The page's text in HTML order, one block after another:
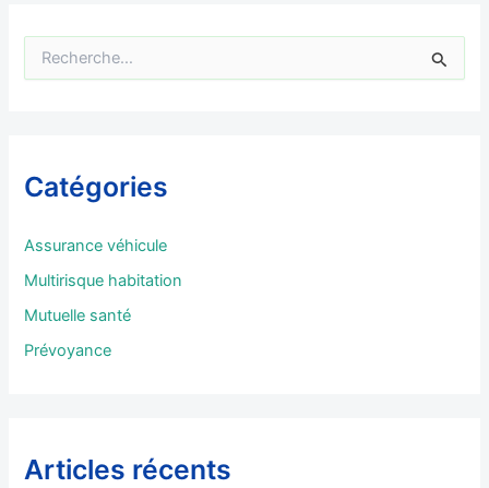
e
c
r
Catégories
Assurance véhicule
Multirisque habitation
Mutuelle santé
Prévoyance
Articles récents